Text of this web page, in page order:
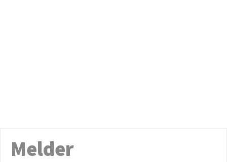
Melder